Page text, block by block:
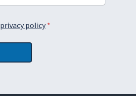
privacy policy *